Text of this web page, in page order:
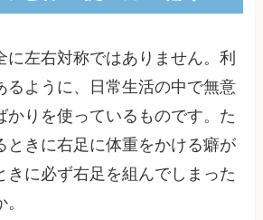
に左右対称ではありません。利
るように、日常生活の中で無意
かりを使っているものです。た
ときに右足に体重をかける癖が
きに必ず右足を組んでしまった